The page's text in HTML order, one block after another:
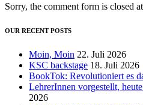
Sorry, the comment form is closed
OUR RECENT POSTS
Moin, Moin 22. Juli 2026
KSC backstage 18. Juli 2026
BookTok: Revolutioniert es
LehrerInnen vorgestellt,
2026